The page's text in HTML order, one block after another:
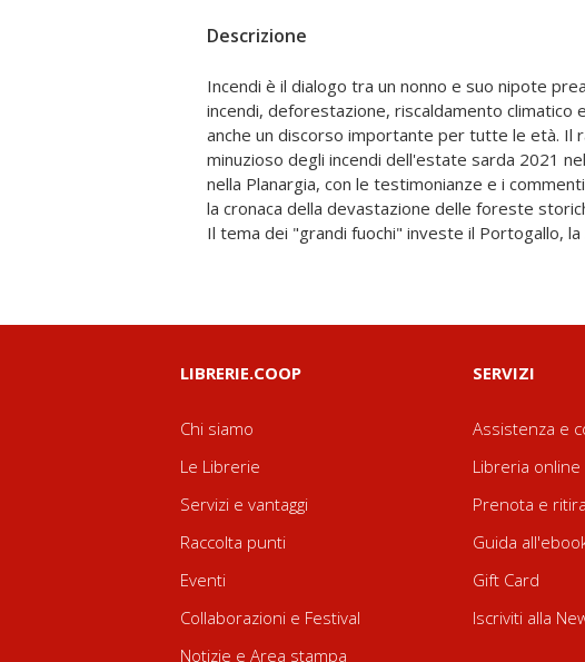
Descrizione
Incendi è il dialogo tra un nonno e suo nipote
incendi, deforestazione, riscaldamento climatico
anche un discorso importante per tutte le età. Il
minuzioso degli incendi dell'estate sarda 2021
nella Planargia, con le testimonianze e i
la cronaca della devastazione delle foreste
Il tema dei "grandi fuochi" investe il Portogallo, la
deforestazione in Brasile. Il riscaldamento
emissioni dei gas serra degli incendi, dei
dell'agricoltura industriale, danneggia
ghiacciai, con le conseguenti crisi idriche e dei
perciò, la via d'uscita attraverso la salvaguardia
di cui vengono presentati alcuni modelli-chiave: le
LIBRERIE.COOP
Chi siamo
Le Librerie
Servizi e vantaggi
Raccolta punti
Eventi
Collaborazioni e Festival
Notizie e Area stampa
SERVIZI
Assistenza e
Libreria online
Prenota e ritira
Guida
Gift Card
Iscriviti alla